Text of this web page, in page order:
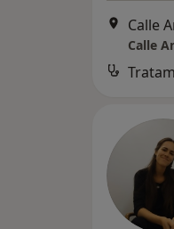
Calle
Calle